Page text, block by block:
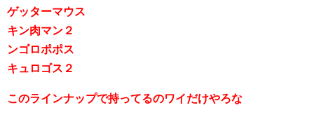
ゲッターマウス
キン肉マン２
ンゴロポポス
キュロゴス２
このラインナップで持ってるのワイだけやろな